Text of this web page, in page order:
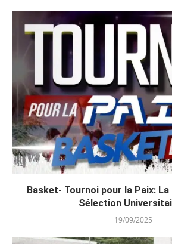
Basket- Tournoi pour la Paix: La
Sélection
19/09/2025